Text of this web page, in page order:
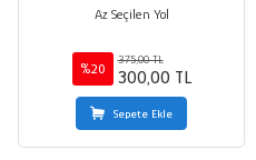
Az Seçilen Yol
%20
375,00 TL
300,00 TL
Sepete Ekle